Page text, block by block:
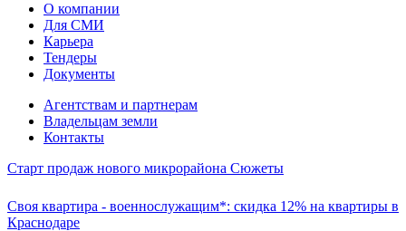
О компании
Для СМИ
Карьера
Тендеры
Документы
Агентствам и партнерам
Владельцам земли
Контакты
Старт продаж нового микрорайона Сюжеты
Своя квартира - военнослужащим*: скидка 12% на квартиры в
Краснодаре